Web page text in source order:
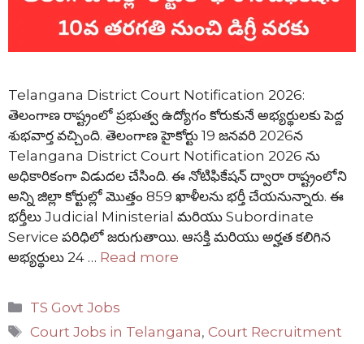
Telangana District Court Notification 2026:
తెలంగాణ రాష్ట్రంలో ప్రభుత్వ ఉద్యోగం కోరుకునే అభ్యర్థులకు పెద్ద
శుభవార్త వచ్చింది. తెలంగాణ హైకోర్టు 19 జనవరి 2026న
Telangana District Court Notification 2026 ను
అధికారికంగా విడుదల చేసింది. ఈ నోటిఫికేషన్ ద్వారా రాష్ట్రంలోని
అన్ని జిల్లా కోర్టుల్లో మొత్తం 859 ఖాళీలను భర్తీ చేయనున్నారు. ఈ
భర్తీలు Judicial Ministerial మరియు Subordinate
Service పరిధిలో జరుగుతాయి. ఆసక్తి మరియు అర్హత కలిగిన
అభ్యర్థులు 24 … Read more
Categories
TS Govt Jobs
Tags
Court Jobs in Telangana,Court Recruitment